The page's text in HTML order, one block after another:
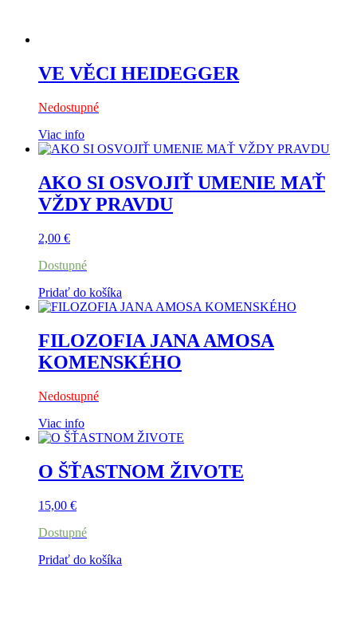
VE VĚCI HEIDEGGER
Nedostupné
Viac info
AKO SI OSVOJIŤ UMENIE MAŤ
VŽDY PRAVDU
2,00 €
Dostupné
Pridať do košíka
FILOZOFIA JANA AMOSA
KOMENSKÉHO
Nedostupné
Viac info
O ŠŤASTNOM ŽIVOTE
15,00 €
Dostupné
Pridať do košíka